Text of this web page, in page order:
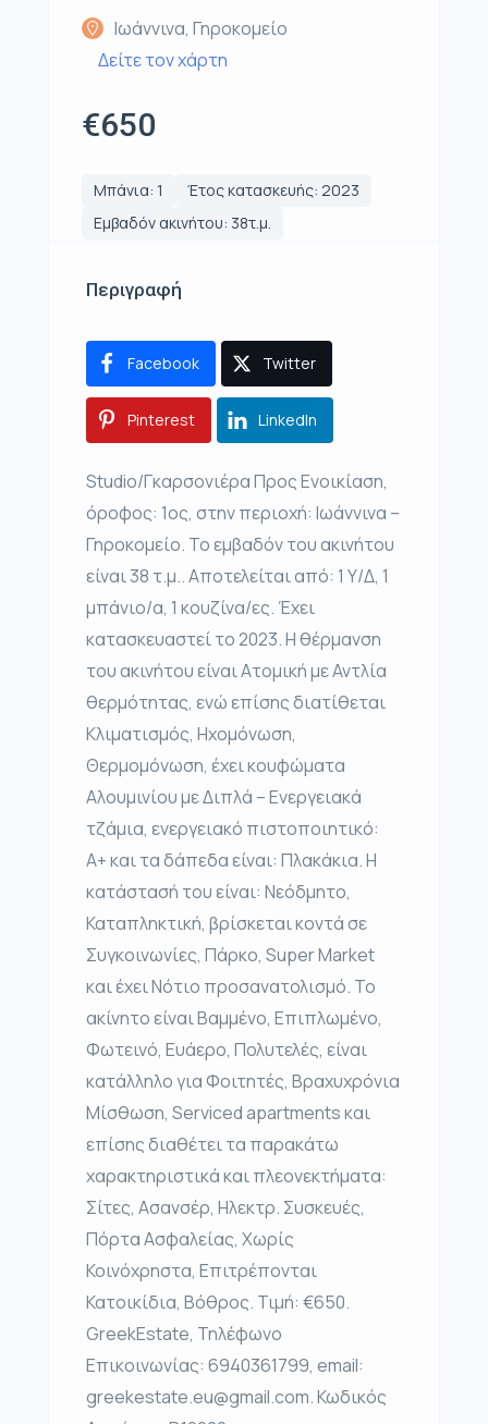
Ιωάννινα, Γηροκομείο
Δείτε τον χάρτη
€650
Μπάνια: 1
Έτος κατασκευής: 2023
Εμβαδόν ακινήτου: 38τ.μ.
Περιγραφή
Facebook Twitter
Pinterest LinkedIn
Studio/Γκαρσονιέρα Προς Ενοικίαση,
όροφος: 1ος, στην περιοχή: Ιωάννινα –
Γηροκομείο. Το εμβαδόν του ακινήτου
είναι 38 τ.μ.. Αποτελείται από: 1 Υ/Δ, 1
μπάνιο/α, 1 κουζίνα/ες. Έχει
κατασκευαστεί το 2023. Η θέρμανση
του ακινήτου είναι Ατομική με Αντλία
θερμότητας, ενώ επίσης διατίθεται
Κλιματισμός, Ηχομόνωση,
Θερμομόνωση, έχει κουφώματα
Αλουμινίου με Διπλά – Ενεργειακά
τζάμια, ενεργειακό πιστοποιητικό:
Α+ και τα δάπεδα είναι: Πλακάκια. Η
κατάστασή του είναι: Νεόδμητο,
Καταπληκτική, βρίσκεται κοντά σε
Συγκοινωνίες, Πάρκο, Super Market
και έχει Νότιο προσανατολισμό. Το
ακίνητο είναι Βαμμένο, Επιπλωμένο,
Φωτεινό, Ευάερο, Πολυτελές, είναι
κατάλληλο για Φοιτητές, Βραχυχρόνια
Μίσθωση, Serviced apartments και
επίσης διαθέτει τα παρακάτω
χαρακτηριστικά και πλεονεκτήματα:
Σίτες, Ασανσέρ, Ηλεκτρ. Συσκευές,
Πόρτα Ασφαλείας, Χωρίς
Κοινόχρηστα, Επιτρέπονται
Κατοικίδια, Βόθρος. Τιμή: €650.
GreekEstate, Τηλέφωνο
Επικοινωνίας: 6940361799, email:
greekestate.eu@gmail.com. Κωδικός